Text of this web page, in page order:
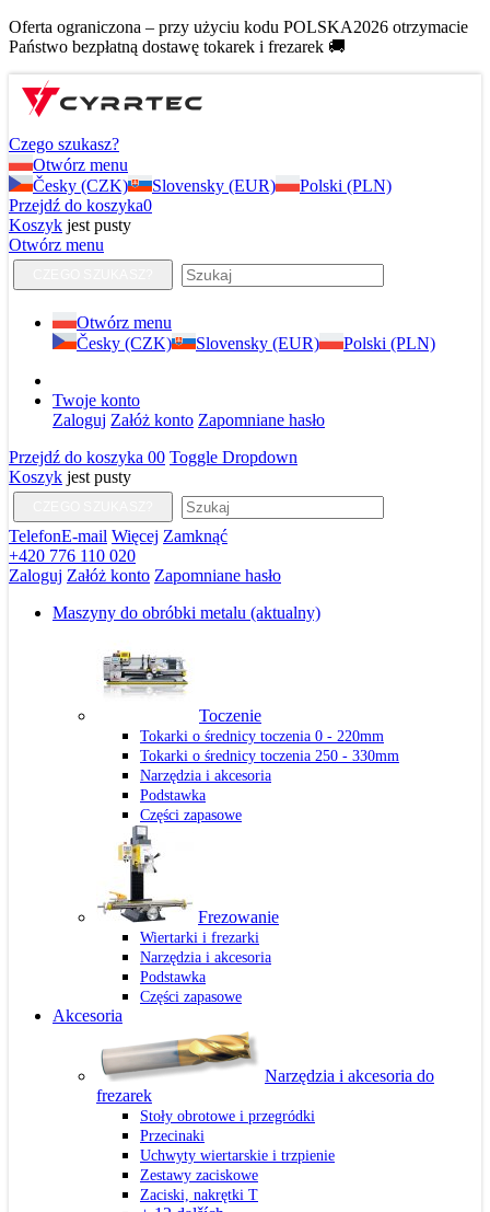
Oferta ograniczona – przy użyciu kodu POLSKA2026 otrzymacie
Państwo bezpłatną dostawę tokarek i frezarek 🚚
Czego szukasz?
Otwórz menu
Česky (CZK)
Slovensky (EUR)
Polski (PLN)
Przejdź do koszyka0
Koszyk jest pusty
Otwórz menu
Otwórz menu
Česky (CZK)
Slovensky (EUR) Polski (PLN)
Twoje konto
Zaloguj Załóż konto Zapomniane hasło
Przejdź do koszyka 00 Toggle Dropdown
Koszyk jest pusty
TelefonE-mail Więcej Zamknąć
+420 776 110 020
Zaloguj Załóż konto Zapomniane hasło
Maszyny do obróbki metalu (aktualny)
Toczenie
Tokarki o średnicy toczenia 0 - 220mm
Tokarki o średnicy toczenia 250 - 330mm
Narzędzia i akcesoria
Podstawka
Części zapasowe
Frezowanie
Wiertarki i frezarki
Narzędzia i akcesoria
Podstawka
Części zapasowe
Akcesoria
Narzędzia i akcesoria do
frezarek
Stoły obrotowe i przegródki
Przecinaki
Uchwyty wiertarskie i trzpienie
Zestawy zaciskowe
Zaciski, nakrętki T